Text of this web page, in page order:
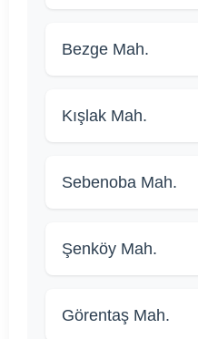
Bezge Mah.
Kışlak Mah.
Sebenoba Mah.
Şenköy Mah.
Görentaş Mah.